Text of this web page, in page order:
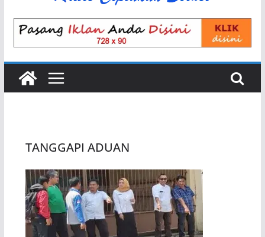
TANGGAPI ADUAN